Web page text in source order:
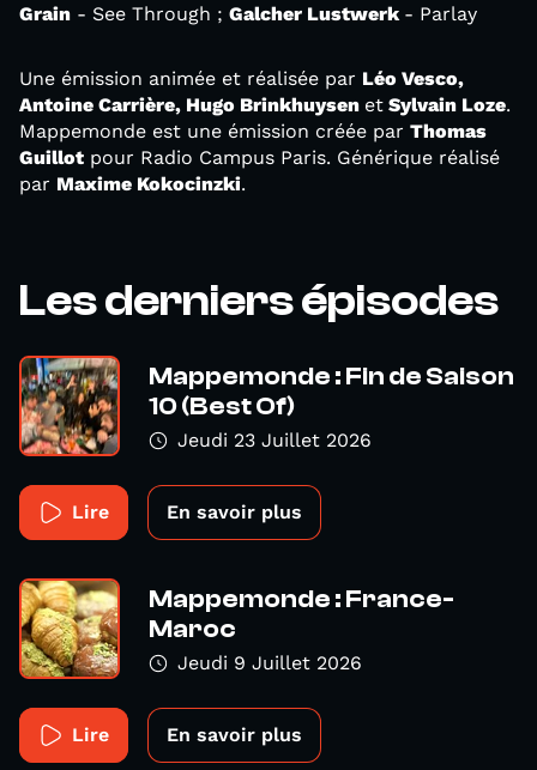
Grain - See Through ; Galcher Lustwerk - Parlay
Une émission animée et réalisée par Léo Vesco,
Antoine Carrière, Hugo Brinkhuysen et Sylvain Loze.
Mappemonde est une émission créée par Thomas
Guillot pour Radio Campus Paris. Générique réalisé
par Maxime Kokocinzki.
Les derniers épisodes
Mappemonde : Fin de Saison
10 (Best Of)
Jeudi 23 Juillet 2026
Lire En savoir plus
Mappemonde : France-
Maroc
Jeudi 9 Juillet 2026
Lire En savoir plus